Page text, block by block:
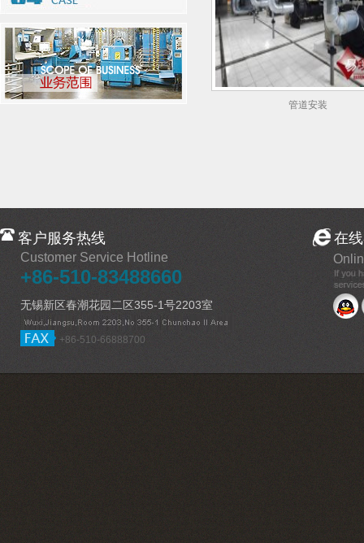
管道安装
客户服务热线
Customer Service Hotline
+86-510-83488660
无锡新区春潮花园二区355-1号2203室
+86-510-66888700
在